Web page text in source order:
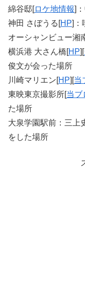
綿谷邸[ ロケ地情報
]
神田 さぼうる[ HP ]
オーシャンビュー湘
横浜港 大さん橋[ HP
俊文が会った場所
川崎マリエン[ HP 当
東映東京撮影所[ 当ブ
た場所
大泉学園駅前：三上
をした場所